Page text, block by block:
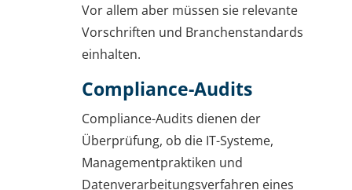
Vor allem aber müssen sie relevante
Vorschriften und Branchenstandards
einhalten.
Compliance-Audits
Compliance-Audits dienen der
Überprüfung, ob die IT-Systeme,
Managementpraktiken und
Datenverarbeitungsverfahren eines